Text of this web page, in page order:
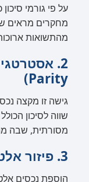
על פי גורמי
מחקרים מראים
מהתשואות
Parity)
גישה זו מקצה
שווה לסיכון
מסורתית, שבה
3. פיזור אלטרנטיבי
הוספת נכסים